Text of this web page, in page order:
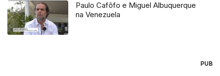
Paulo Cafôfo e Miguel Albuquerque
na Venezuela
PUB